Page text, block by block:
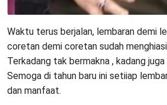
Waktu terus berjalan, lembaran demi
coretan demi coretan sudah
Terkadang tak bermakna , kadang juga
Semoga di tahun baru ini setiiap
dan manfaat.